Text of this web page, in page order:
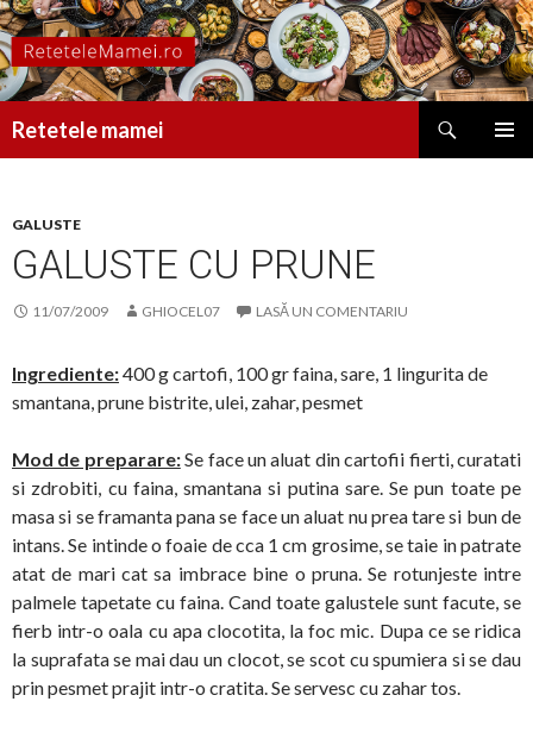
Retetele mamei
GALUSTE
GALUSTE CU PRUNE
11/07/2009 GHIOCEL07 LASĂ UN COMENTARIU
Ingrediente:400 g cartofi, 100 gr faina, sare, 1 lingurita de
smantana, prune bistrite, ulei, zahar, pesmet
Mod de preparare:Se face un aluat din cartofii fierti, curatati
si zdrobiti, cu faina, smantana si putina sare. Se pun toate pe
masa si se framanta pana se face un aluat nu prea tare si bun de
intans. Se intinde o foaie de cca 1 cm grosime, se taie in patrate
atat de mari cat sa imbrace bine o pruna. Se rotunjeste intre
palmele tapetate cu faina. Cand toate galustele sunt facute, se
fierb intr-o oala cu apa clocotita, la foc mic. Dupa ce se ridica
la suprafata se mai dau un clocot, se scot cu spumiera si se dau
prin pesmet prajit intr-o cratita. Se servesc cu zahar tos.